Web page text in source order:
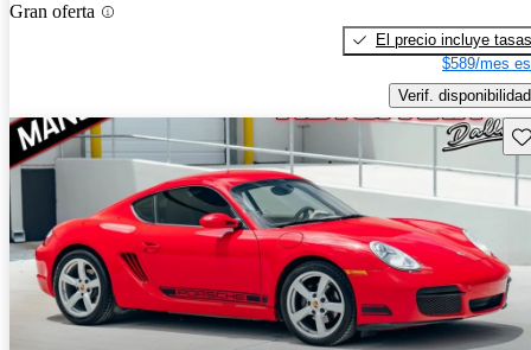
Gran oferta
El precio incluye tasas
$589/mes
Verif. disponibilidad